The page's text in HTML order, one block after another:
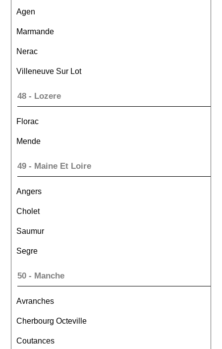
Agen
Marmande
Nerac
Villeneuve Sur Lot
48 - Lozere
Florac
Mende
49 - Maine Et Loire
Angers
Cholet
Saumur
Segre
50 - Manche
Avranches
Cherbourg Octeville
Coutances